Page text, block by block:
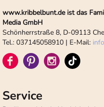
www.kribbelbunt.de ist das
Media GmbH
Schönherrstraße 8, D-09113
Tel.: 037145058910 | E-Mail: info
Service